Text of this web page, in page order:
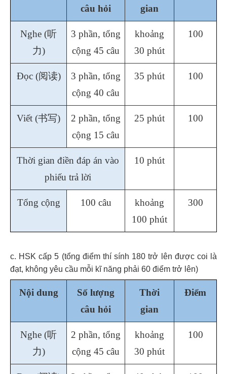
câu hỏi
gian
Nghe (听
力)
3 phần, tổng
cộng 45 câu
khoảng
30 phút
100
Đọc (阅读)
3 phần, tổng
cộng 40 câu
35 phút 100
Viết (书写)
2 phần, tổng
cộng 15 câu
25 phút 100
Thời gian điền đáp án vào
phiếu trả lời
10 phút
Tổng cộng 100 câu
khoảng
100 phút
300
c. HSK cấp 5 (tổng điểm thí sính 180 trở lên được coi là
đạt, không yêu cầu mỗi kĩ năng phải 60 điểm trở lên)
Nội dung
Số lượng
câu hỏi
Thời
gian
Điểm
Nghe (听
力)
2 phần, tổng
cộng 45 câu
khoảng
30 phút
100